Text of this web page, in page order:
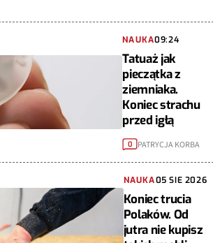
NAUKA09:24
Tatuaż jak
pieczątka z
ziemniaka.
Koniec strachu
przed igłą
0 PATRYCJA KORBA
NAUKA05 SIE 2026
Koniec trucia
Polaków. Od
jutra nie kupisz